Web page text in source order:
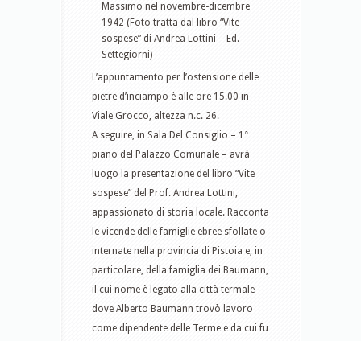
Massimo nel novembre-dicembre
1942 (Foto tratta dal libro “Vite
sospese” di Andrea Lottini – Ed.
Settegiorni)
L’appuntamento per l’ostensione delle
pietre d’inciampo è alle ore 15.00 in
Viale Grocco, altezza n.c. 26.
A seguire, in Sala Del Consiglio – 1°
piano del Palazzo Comunale – avrà
luogo la presentazione del libro “Vite
sospese” del Prof. Andrea Lottini,
appassionato di storia locale. Racconta
le vicende delle famiglie ebree sfollate o
internate nella provincia di Pistoia e, in
particolare, della famiglia dei Baumann,
il cui nome è legato alla città termale
dove Alberto Baumann trovò lavoro
come dipendente delle Terme e da cui fu